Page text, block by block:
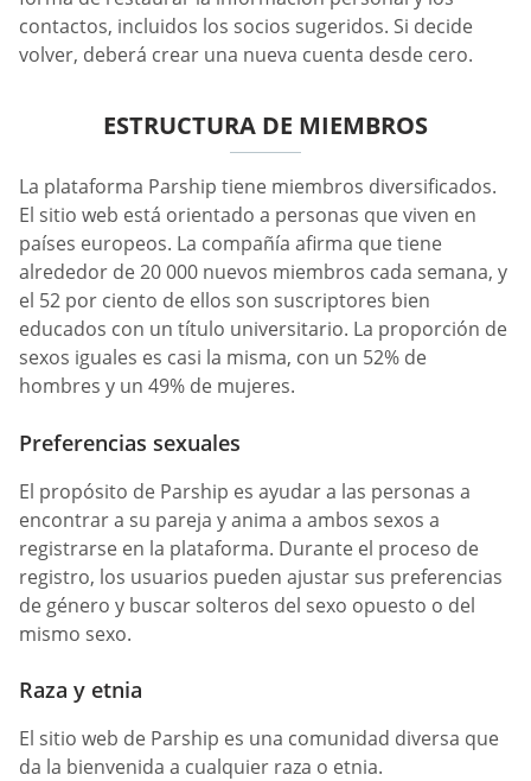
contactos, incluidos los socios sugeridos. Si decide
volver, deberá crear una nueva cuenta desde cero.
ESTRUCTURA DE MIEMBROS
La plataforma Parship tiene miembros diversificados.
El sitio web está orientado a personas que viven en
países europeos. La compañía afirma que tiene
alrededor de 20 000 nuevos miembros cada semana, y
el 52 por ciento de ellos son suscriptores bien
educados con un título universitario. La proporción de
sexos iguales es casi la misma, con un 52% de
hombres y un 49% de mujeres.
Preferencias sexuales
El propósito de Parship es ayudar a las personas a
encontrar a su pareja y anima a ambos sexos a
registrarse en la plataforma. Durante el proceso de
registro, los usuarios pueden ajustar sus preferencias
de género y buscar solteros del sexo opuesto o del
mismo sexo.
Raza y etnia
El sitio web de Parship es una comunidad diversa que
da la bienvenida a cualquier raza o etnia.